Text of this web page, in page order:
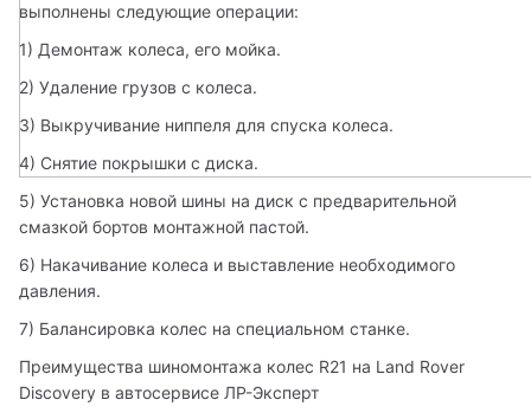
выполнены следующие операции:
1) Демонтаж колеса, его мойка.
2) Удаление грузов с колеса.
3) Выкручивание ниппеля для спуска колеса.
4) Снятие покрышки с диска.
5) Установка новой шины на диск с предварительной
смазкой бортов монтажной пастой.
6) Накачивание колеса и выставление необходимого
давления.
7) Балансировка колес на специальном станке.
Преимущества шиномонтажа колес R21 на Land Rover
Discovery в автосервисе ЛР-Эксперт